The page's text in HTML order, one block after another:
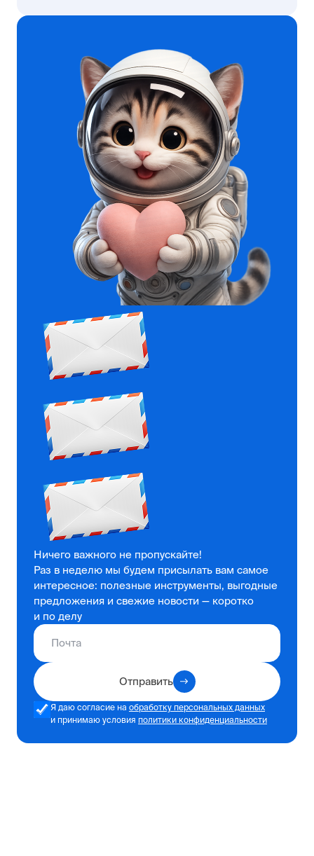
Ничего важного не пропускайте!
Раз в неделю мы будем присылать вам самое
интересное: полезные инструменты, выгодные
предложения и свежие новости — коротко
и по делу
Отправить
Я даю согласие на обработку персональных данных
и принимаю условия политики конфиденциальности